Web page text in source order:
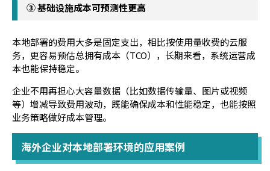
③ 基础设施成本可预测性更高
本地部署的费用大多是固定支出，相比按使用量收费的云服
务，更容易预估总拥有成本（TCO），长期来看，系统运营成
本也能保持稳定。
企业不用再担心大容量数据（比如数据传输量、图片或视频
等）增减导致费用波动，既能确保成本和性能稳定，也能按照
业务策略做好成本管理。
海外企业对本地部署环境的应用案例